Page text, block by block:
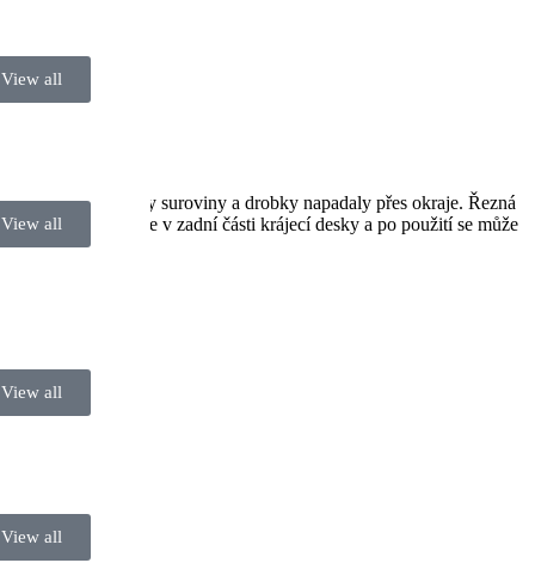
View all
View all
View all
View all
a zajišťují, aby suroviny a drobky napadaly přes okraje. Řezná
se shromažďuje v zadní části krájecí desky a po použití se může